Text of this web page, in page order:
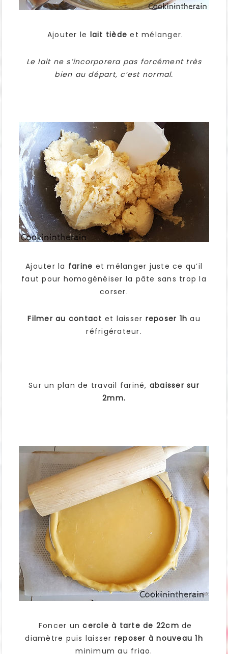
Ajouter le lait tiède et mélanger.
Le lait ne s’incorporera pas forcément très
bien au départ, c’est normal.
Ajouter la farine et mélanger juste ce qu’il
faut pour homogénéiser la pâte sans trop la
corser.
Filmer au contact et laisser reposer 1h au
réfrigérateur.
Sur un plan de travail fariné, abaisser sur
2mm.
Foncer uncercle à tarte de 22cm de
diamètre puis laisser reposer à nouveau 1h
minimum au frigo.